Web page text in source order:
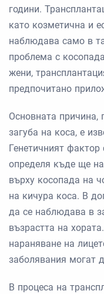
години.
като козметична и
наблюдава само в
проблема с
жени,
предпочитано
Основната причина,
загуба на коса, е
Генетичният
определя къде ще
върху косопада на
на кичура коса. В
да се наблюдава в
възрастта на
нараняване на
заболявания могат
В процеса на